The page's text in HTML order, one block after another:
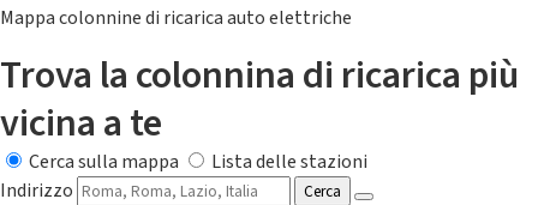
Mappa colonnine di ricarica auto elettriche
Trova la colonnina di ricarica più
vicina a te
Cerca sulla mappa
Lista delle stazioni
Indirizzo
Cerca